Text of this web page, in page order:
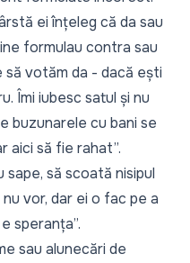
ei înțeleg că da sau
formulau contra sau
votăm da - dacă ești
Îmi iubesc satul și nu
buzunarele cu bani se
aici să fie rahat”.
sape, să scoată nisipul
vor, dar ei o fac pe a
speranța”.
sau alunecări de